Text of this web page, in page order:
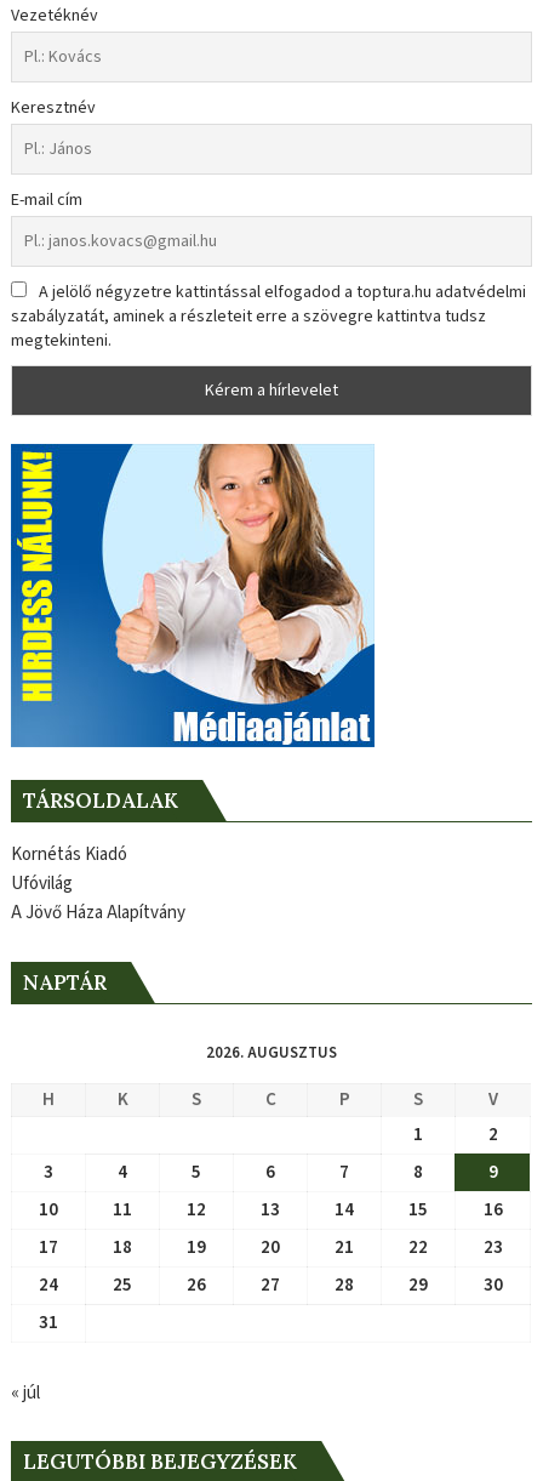
Vezetéknév
Keresztnév
E-mail cím
A jelölő négyzetre kattintással elfogadod a toptura.hu adatvédelmi
szabályzatát, aminek a részleteit erre a szövegre kattintva tudsz
megtekinteni.
TÁRSOLDALAK
Kornétás Kiadó
Ufóvilág
A Jövő Háza Alapítvány
NAPTÁR
2026. AUGUSZTUS
H K S C P S
V
1
2
3
4 5 6 7 8
9
10
11 12 13 14 15
16
17
18 19 20 21 22
23
24
25 26 27 28 29
30
31
« júl
LEGUTÓBBI BEJEGYZÉSEK